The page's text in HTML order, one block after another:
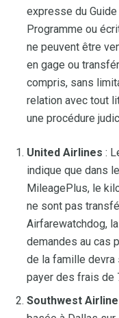
expresse du
Programme ou
ne peuvent être
en gage ou
compris, sans
relation avec tout
une procédure
United Airlines :
indique que dans
MileagePlus, le
ne sont pas
Airfarewatchdog,
demandes au cas
de la famille
payer des frais de
Southwest